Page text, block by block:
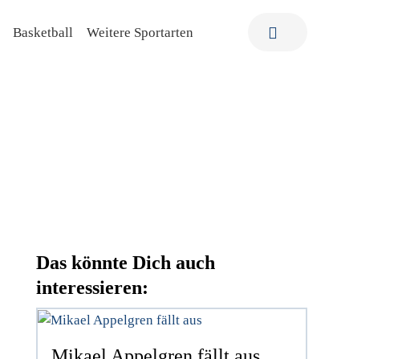
Basketball Weitere Sportarten
Das könnte Dich auch
interessieren: